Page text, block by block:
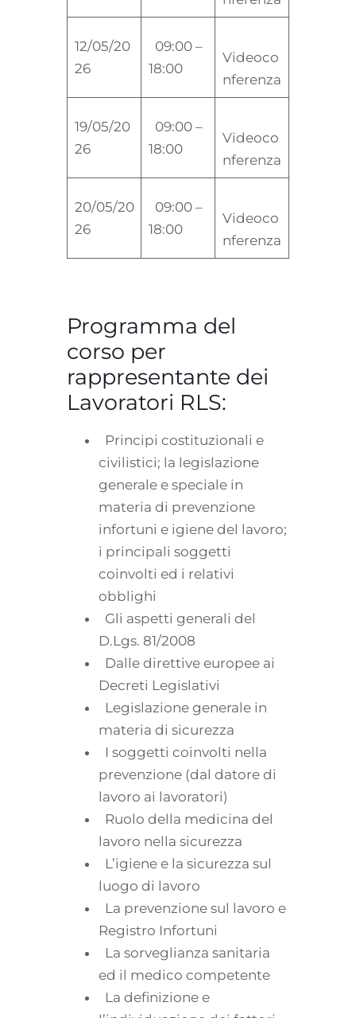
12/05/20
26
09:00 –
18:00
Videoco
nferenza
19/05/20
26
09:00 –
18:00
Videoco
nferenza
20/05/20
26
09:00 –
18:00
Videoco
nferenza
Programma del
corso per
rappresentante dei
Lavoratori RLS:
Principi costituzionali e
civilistici; la legislazione
generale e speciale in
materia di prevenzione
infortuni e igiene del lavoro;
i principali soggetti
coinvolti ed i relativi
obblighi
Gli aspetti generali del
D.Lgs. 81/2008
Dalle direttive europee ai
Decreti Legislativi
Legislazione generale in
materia di sicurezza
I soggetti coinvolti nella
prevenzione (dal datore di
lavoro ai lavoratori)
Ruolo della medicina del
lavoro nella sicurezza
L’igiene e la sicurezza sul
luogo di lavoro
La prevenzione sul lavoro e
Registro Infortuni
La sorveglianza sanitaria
ed il medico competente
La definizione e